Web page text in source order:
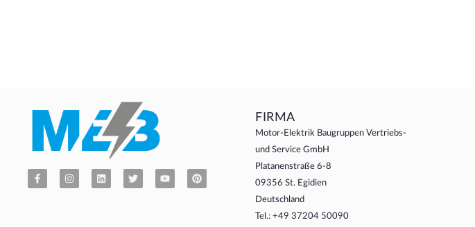
FIRMA
Motor-Elektrik Baugruppen Vertriebs-
und Service GmbH
Platanenstraße 6-8
09356 St. Egidien
Deutschland
Tel.: +49 37204 50090